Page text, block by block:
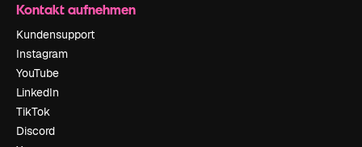
Kontakt aufnehmen
Kundensupport
Instagram
YouTube
LinkedIn
TikTok
Discord